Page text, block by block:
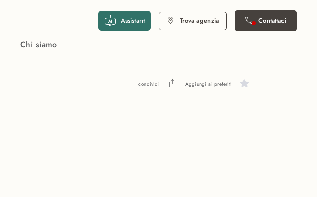
Assistant Trova agenzia Contattaci
Chi siamo
condividi Aggiungi ai preferiti